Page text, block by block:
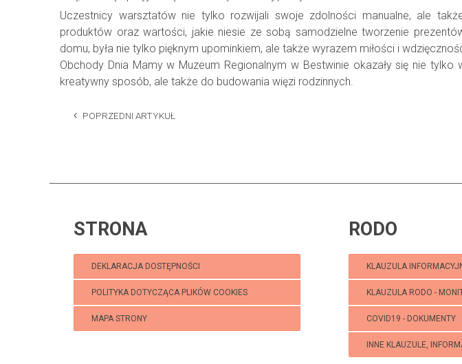
Uczestnicy warsztatów nie tylko rozwijali swoje zdolności manualne, ale
produktów oraz wartości, jakie niesie ze sobą samodzielne tworzenie
domu, była nie tylko pięknym upominkiem, ale także wyrazem miłości i
Obchody Dnia Mamy w Muzeum Regionalnym w Bestwinie okazały się nie tylko
kreatywny sposób, ale także do budowania więzi rodzinnych.
POPRZEDNI ARTYKUŁ
STRONA
DEKLARACJA DOSTĘPNOŚCI
POLITYKA DOTYCZĄCA PLIKÓW COOKIES
MAPA STRONY
RODO
KLAUZULA
KLAUZULA RODO -
COVID19 - DOKUMENTY
INNE KLAUZULE,